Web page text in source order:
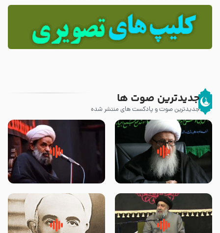
جدیدترین صوت ها
جدیدترین صوت و پادکست های منتشر شده
زوّار اربعین امام حسین (علیه
السلام) با این اشتیاق به زیارت
روضه جانسوز پاره های جگر امام
حسن مجتبی علیه السلام-حجت